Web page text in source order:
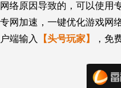
网络原因导致的，可以使用
专网加速，一键优化游戏网
户端输入
【头号玩家】 ，免